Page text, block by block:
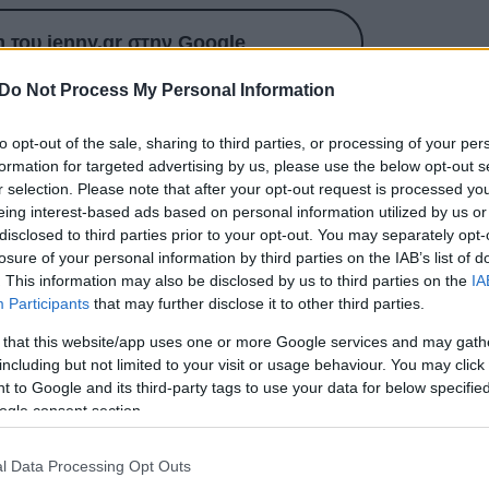
Do Not Process My Personal Information
opt-out of the sale, sharing to third parties, or processing of your
for targeted advertising by us, please use the below opt-out
selection. Please note that after your opt-out request is processed
interest-based ads based on personal information utilized by us
to third parties prior to your opt-out. You may separately
of your personal information by third parties on the IAB’s list of
This information may also be disclosed by us to third parties on the
Participants that may further disclose it to other third parties.
that this website/app uses one or more Google services and may
but not limited to your visit or usage behaviour. You may
to Google and its third-party tags to use your data for below
consent section.
Data Processing Opt Outs
του jenny.gr στην Google
με τίτλο ««1964: Eyes of the Storm»
πρότινος προσωπικό του φωτογραφικό υλικό από
την παγκόσμια αποθέωση.
ως μια εκρηκτική περίοδος για τους Beatles. Ήταν
απογειώθηκε με επιτυχίες όπως το «Please Please
You». Αυτές τις στιγμές, που έμελλε να
για πάντα, είχε αποφασίσει τότε ο Paul McCartney
του μηχανή.
φωτογραφικό υλικό περιλαμβάνεται στο «1964:
θρυλικού σκαθαριού σε συνεργασία με την